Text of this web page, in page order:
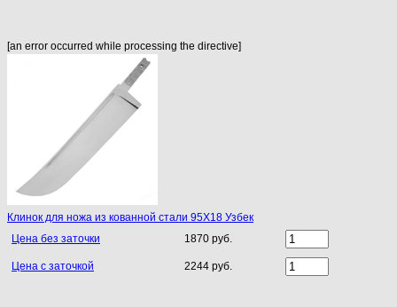
[an error occurred while processing the directive]
Клинок для ножа из кованной стали 95Х18 Узбек
Цена без заточки
1870 руб.
Цена с заточкой 2244 руб.